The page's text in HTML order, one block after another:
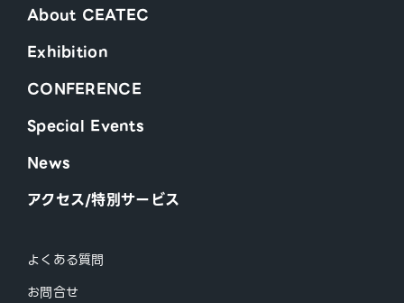
About CEATEC
Exhibition
CONFERENCE
Special Events
News
アクセス/特別サービス
よくある質問
お問合せ